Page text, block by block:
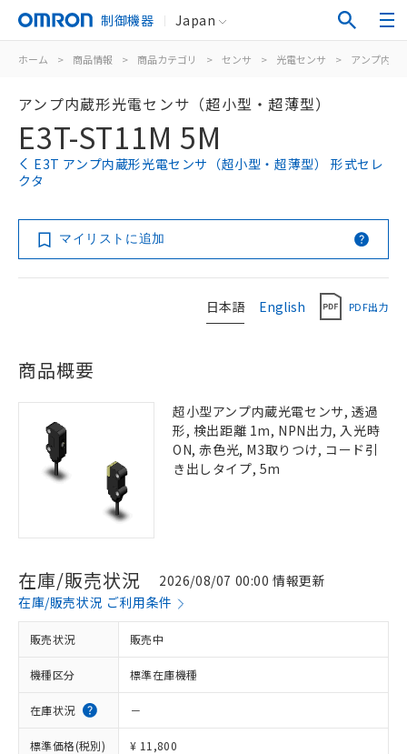
制御機器 Japan
ホーム > 商品情報 > 商品カテゴリ > センサ > 光電センサ > アンプ内蔵
アンプ内蔵形光電センサ（超小型・超薄型）
E3T-ST11M 5M
E3T アンプ内蔵形光電センサ（超小型・超薄型） 形式セレ
クタ
マイリストに追加
日本語 English PDF出力
商品概要
超小型アンプ内蔵光電センサ, 透過
形, 検出距離 1m, NPN出力, 入光時
ON, 赤色光, M3取りつけ, コード引
き出しタイプ, 5m
在庫/販売状況
2026/08/07 00:00 情報更新
在庫/販売状況 ご利用条件
販売状況 販売中
機種区分 標準在庫機種
在庫状況 －
標準価格(税別) ¥ 11,800